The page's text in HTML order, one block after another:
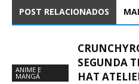
POST RELACIONADOS
ANIME E
MANGÁ
SEGUNDA
HAT